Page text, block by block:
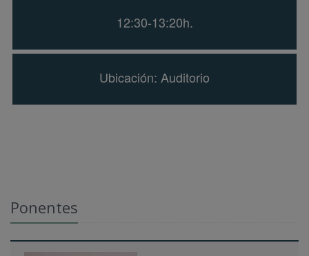
12:30-13:20h.
Ubicación: Auditorio
Ponentes